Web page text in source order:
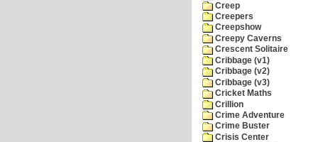
Creep
Creepers
Creepshow
Creepy Caverns
Crescent Solitaire
Cribbage (v1)
Cribbage (v2)
Cribbage (v3)
Cricket Maths
Crillion
Crime Adventure
Crime Buster
Crisis Center